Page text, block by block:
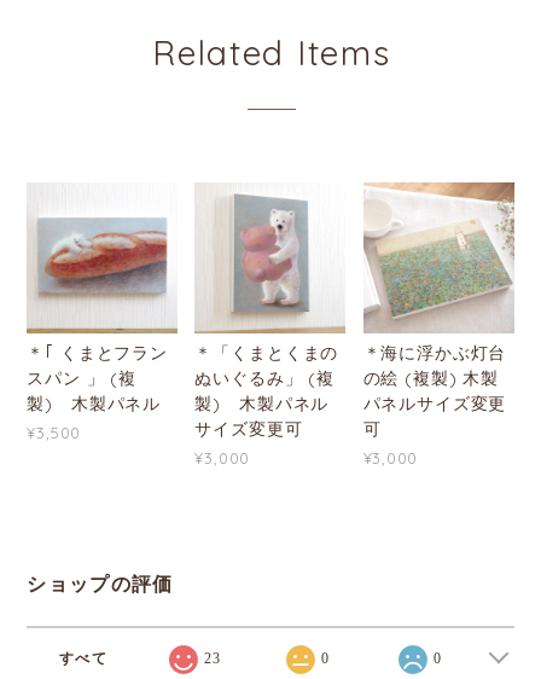
Related Items
＊｢ くまとフラン
スパン 」 (複
製) 木製パネル
¥3,500
＊「くまとくまの
ぬいぐるみ」 (複
製) 木製パネル
サイズ変更可
¥3,000
＊海に浮かぶ灯台
の絵 (複製) 木製
パネルサイズ変更
可
¥3,000
ショップの評価
すべて 23 0 0